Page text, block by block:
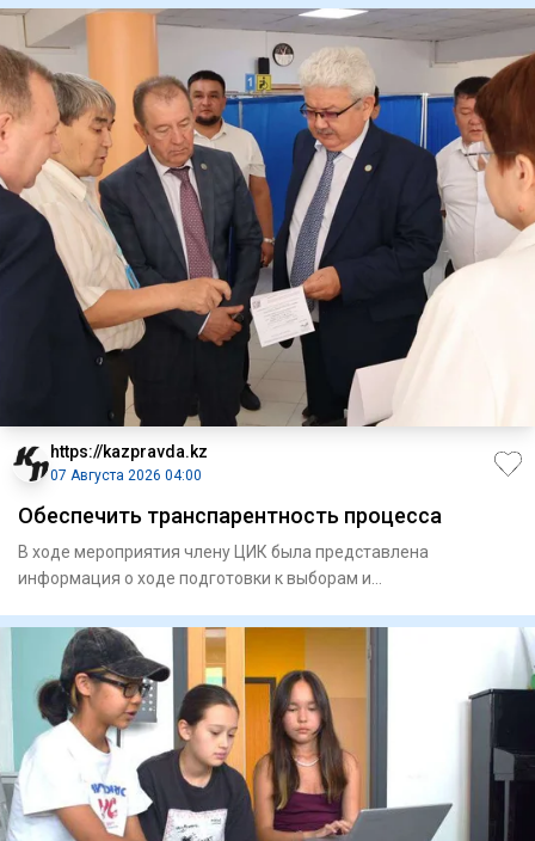
https://kazpravda.kz
07 Августа 2026 04:00
Обеспечить транспарентность процесса
В ходе мероприятия члену ЦИК была представлена
информация о ходе подготовки к выборам и